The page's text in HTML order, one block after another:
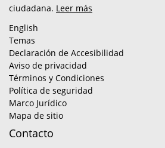
ciudadana. Leer más
English
Temas
Declaración de Accesibilidad
Aviso de privacidad
Términos y Condiciones
Política de seguridad
Marco Jurídico
Mapa de sitio
Contacto